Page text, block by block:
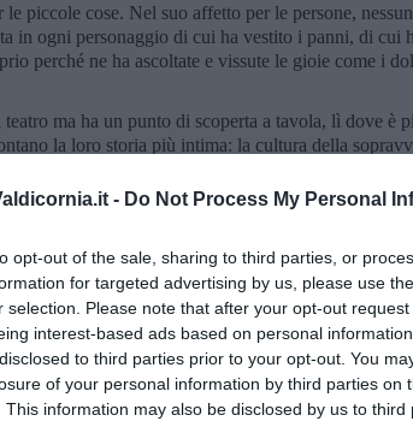
- Do Not Process My Personal
opt-out of the sale, sharing to third parties, or
for targeted advertising by us, please use
selection. Please note that after your opt-out
interest-based ads based on personal
to third parties prior to your opt-out. You
of your personal information by third parties on
This information may also be disclosed by us to third
piccole cose. Nel suo affetto per le persone,
in ogni personaggio di cui ha vestito i panni, di cui
perché ne ha ascoltate e vissute le gioie come i
ma ha un punto di scoperta a tavola, lì dove è
la loro storia più intima: la cultura della
una scoperta del cibo, lei che di ristoranti, in
innanzitutto. Il particolare di un piatto che nasce
anni di tournée di “Occident Express”, interrotta a
si è presentata in teatro con un regalo
d’amicizia, d’affetto. Vicino al teatro c’è una
città è famosa per un dolce tipico? Lo assaggerai
spiegazione allegata direttamente dalla sua voce.
a chi è già lì con il suo strumento in mano, tutti i
in due parole ecco, io oggi userei queste: “nessuno